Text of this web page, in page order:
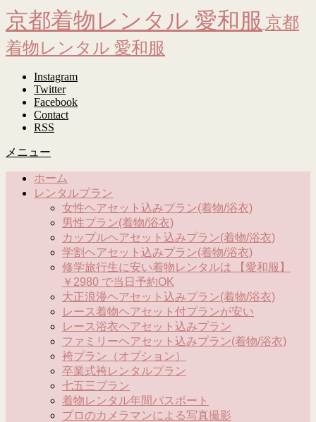
京都着物レンタル 愛和服 京都
着物レンタル 愛和服
Instagram
Twitter
Facebook
Contact
RSS
メニュー
ホーム
レンタルプラン
女性ヘアセット込みプラン(着物/浴衣)
男性プラン(着物/浴衣)
カップルヘアセット込みプラン(着物/浴衣)
学割ヘアセット込みプラン(着物/浴衣)
修学旅行生に安い着物レンタルは 【愛和服】
￥2980 で当日予約OK
大正浪漫ヘアセット込みプラン(着物/浴衣)
レース着物ヘアセット付プランが安い
レース浴衣ヘアセット込みプラン
ファミリーヘアセット込みプラン(着物/浴衣)
袴プラン（オプション）
卒業式袴レンタルプラン
七五三プラン
着物レンタル年間パスポート
プロのカメラマンによる写真撮影